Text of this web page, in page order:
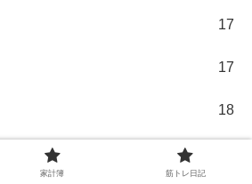
17
17
18
家計簿 筋トレ日記